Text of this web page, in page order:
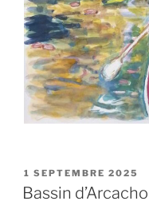
PUBLIÉ
LE
1 SEPTEMBRE 2025
Bassin